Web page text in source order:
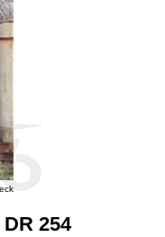
254